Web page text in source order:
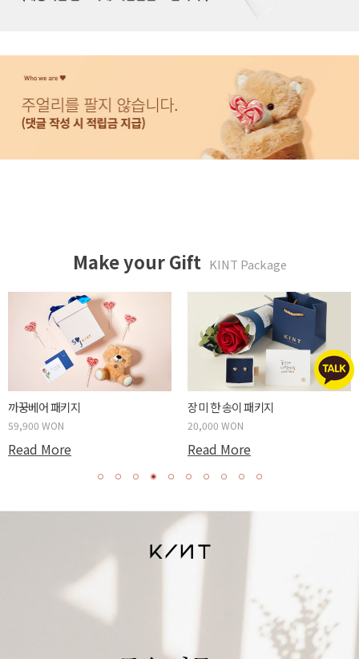
Make your Gift KINT Package
까꿍베어 패키지
59,900 WON
Read More
장미 한 송이 패키지
20,000 WON
Read More